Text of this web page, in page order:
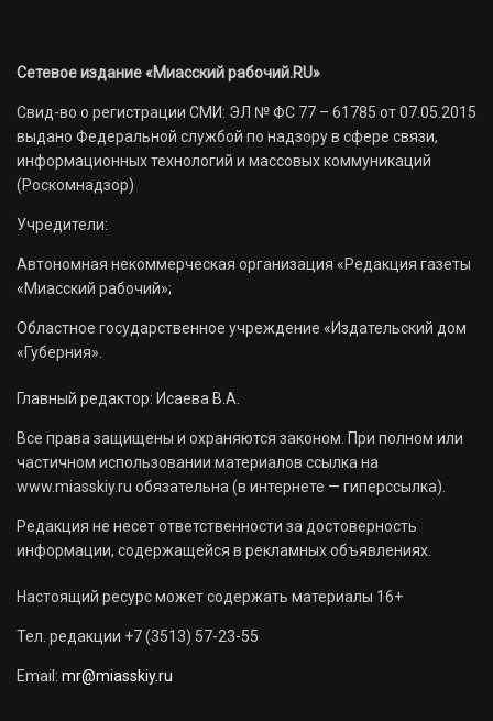
Сетевое издание «Миасский рабочий.RU»
Свид-во о регистрации СМИ: ЭЛ № ФС 77 – 61785 от 07.05.2015
выдано Федеральной службой по надзору в сфере связи,
информационных технологий и массовых коммуникаций
(Роскомнадзор)
Учредители:
Автономная некоммерческая организация «Редакция газеты
«Миасский рабочий»;
Областное государственное учреждение «Издательский дом
«Губерния».
Главный редактор: Исаева В.А.
Все права защищены и охраняются законом. При полном или
частичном использовании материалов ссылка на
www.miasskiy.ru обязательна (в интернете — гиперссылка).
Редакция не несет ответственности за достоверность
информации, содержащейся в рекламных объявлениях.
Настоящий ресурс может содержать материалы 16+
Тел. редакции +7 (3513) 57-23-55
Email: mr@miasskiy.ru